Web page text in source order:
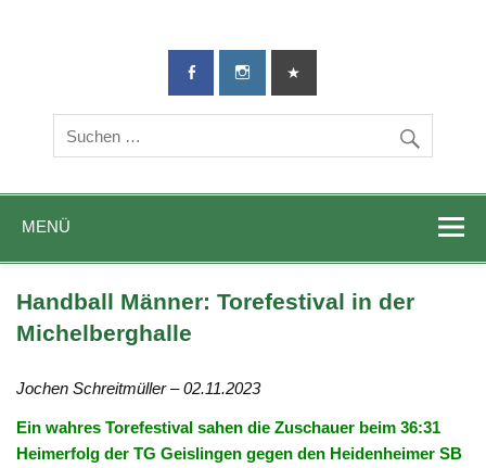
TG-Geislingen
DIE Sportadresse in Geislingen!
MENÜ
Handball Männer: Torefestival in der
Michelberghalle
Jochen Schreitmüller – 02.11.2023
Ein wahres Torefestival sahen die Zuschauer beim 36:31
Heimerfolg der TG Geislingen gegen den Heidenheimer SB